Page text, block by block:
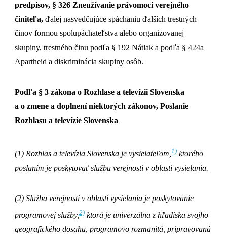
predpisov, § 326 Zneužívanie právomoci verejného
činiteľa, ďalej nasvedčujúce spáchaniu ďalších trestných
činov formou spolupáchateľstva alebo organizovanej
skupiny, trestného činu podľa § 192 Nátlak a podľa § 424a
Apartheid a diskriminácia skupiny osôb.
Podľa § 3 zákona o Rozhlase a televízii Slovenska
a o zmene a doplnení niektorých zákonov, Poslanie
Rozhlasu a televízie Slovenska
(1) Rozhlas a televízia Slovenska je vysielateľom,1)ktorého
poslaním je poskytovať službu verejnosti v oblasti vysielania.
(2) Služba verejnosti v oblasti vysielania je poskytovanie
programovej služby,2)ktorá je univerzálna z hľadiska svojho
geografického dosahu, programovo rozmanitá, pripravovaná